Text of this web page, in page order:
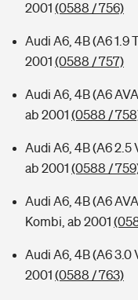
2001 (0588 / 756)
Audi A6, 4B (A6 1.9
2001 (0588 / 757)
Audi A6, 4B (A6
ab 2001 (0588 /
Audi A6, 4B (A6 2.5
ab 2001 (0588 /
Audi A6, 4B (A6
Kombi, ab 2001
Audi A6, 4B (A6 3.0
2001 (0588 / 763)